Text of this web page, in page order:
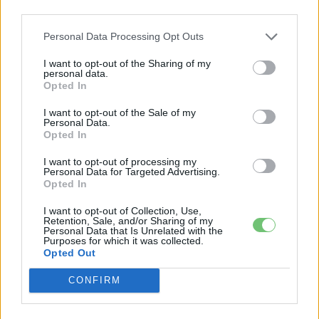
Personal Data Processing Opt Outs
I want to opt-out of the Sharing of my
personal data.
Opted In
I want to opt-out of the Sale of my
Personal Data.
Opted In
I want to opt-out of processing my
Personal Data for Targeted Advertising.
Opted In
I want to opt-out of Collection, Use,
Retention, Sale, and/or Sharing of my
Personal Data that Is Unrelated with the
Purposes for which it was collected.
Opted Out
CONFIRM
Elektromos autó
Felkészült a Volkswagen az ID. Crozz
gyártására!
2019-11-14 0 hozzászólás